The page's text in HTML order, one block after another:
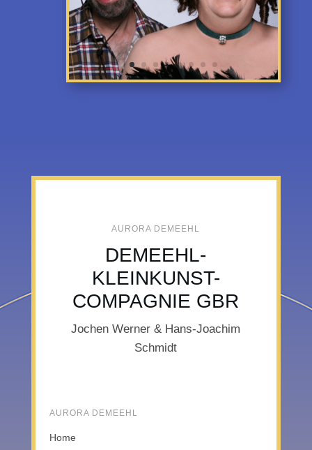
AURORA DEMEEHL
DEMEEHL-
KLEINKUNST-
COMPAGNIE GBR
Jochen Werner & Hans-Joachim
Schmidt
AURORA DEMEEHL
Home